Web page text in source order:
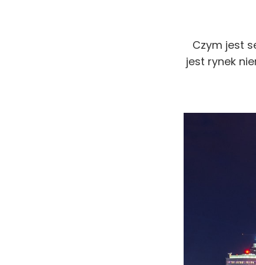
Czym jest
jest rynek